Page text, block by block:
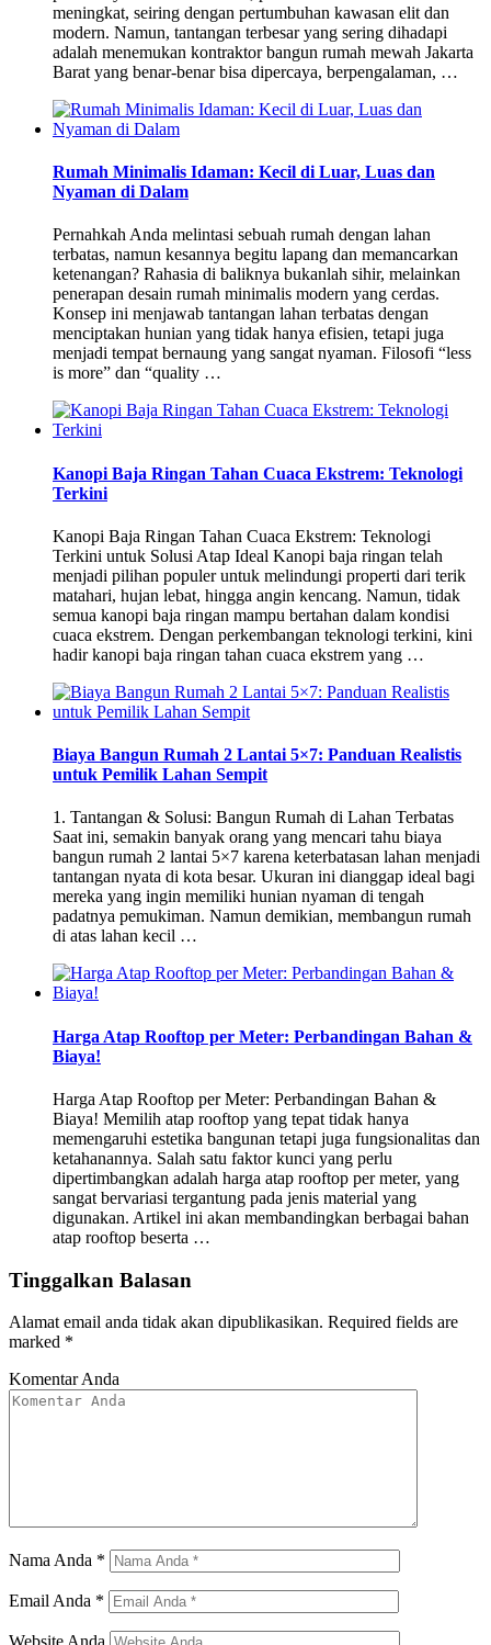
meningkat, seiring dengan pertumbuhan kawasan elit dan
modern. Namun, tantangan terbesar yang sering dihadapi
adalah menemukan kontraktor bangun rumah mewah Jakarta
Barat yang benar-benar bisa dipercaya, berpengalaman, …
Rumah Minimalis Idaman: Kecil di Luar, Luas dan
Nyaman di Dalam
Pernahkah Anda melintasi sebuah rumah dengan lahan
terbatas, namun kesannya begitu lapang dan memancarkan
ketenangan? Rahasia di baliknya bukanlah sihir, melainkan
penerapan desain rumah minimalis modern yang cerdas.
Konsep ini menjawab tantangan lahan terbatas dengan
menciptakan hunian yang tidak hanya efisien, tetapi juga
menjadi tempat bernaung yang sangat nyaman. Filosofi “less
is more” dan “quality …
Kanopi Baja Ringan Tahan Cuaca Ekstrem: Teknologi
Terkini
Kanopi Baja Ringan Tahan Cuaca Ekstrem: Teknologi
Terkini untuk Solusi Atap Ideal Kanopi baja ringan telah
menjadi pilihan populer untuk melindungi properti dari terik
matahari, hujan lebat, hingga angin kencang. Namun, tidak
semua kanopi baja ringan mampu bertahan dalam kondisi
cuaca ekstrem. Dengan perkembangan teknologi terkini, kini
hadir kanopi baja ringan tahan cuaca ekstrem yang …
Biaya Bangun Rumah 2 Lantai 5×7: Panduan Realistis
untuk Pemilik Lahan Sempit
1. Tantangan & Solusi: Bangun Rumah di Lahan Terbatas
Saat ini, semakin banyak orang yang mencari tahu biaya
bangun rumah 2 lantai 5×7 karena keterbatasan lahan menjadi
tantangan nyata di kota besar. Ukuran ini dianggap ideal bagi
mereka yang ingin memiliki hunian nyaman di tengah
padatnya pemukiman. Namun demikian, membangun rumah
di atas lahan kecil …
Harga Atap Rooftop per Meter: Perbandingan Bahan &
Biaya!
Harga Atap Rooftop per Meter: Perbandingan Bahan &
Biaya! Memilih atap rooftop yang tepat tidak hanya
memengaruhi estetika bangunan tetapi juga fungsionalitas dan
ketahanannya. Salah satu faktor kunci yang perlu
dipertimbangkan adalah harga atap rooftop per meter, yang
sangat bervariasi tergantung pada jenis material yang
digunakan. Artikel ini akan membandingkan berbagai bahan
atap rooftop beserta …
Tinggalkan Balasan
Alamat email anda tidak akan dipublikasikan. Required fields are
marked *
Komentar Anda
Nama Anda *
Email Anda *